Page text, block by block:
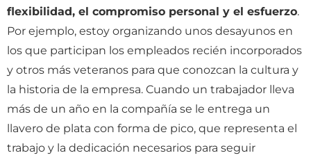
flexibilidad, el compromiso personal y el esfuerzo.
Por ejemplo, estoy organizando unos desayunos en
los que participan los empleados recién incorporados
y otros más veteranos para que conozcan la cultura y
la historia de la empresa. Cuando un trabajador lleva
más de un año en la compañía se le entrega un
llavero de plata con forma de pico, que representa el
trabajo y la dedicación necesarios para seguir